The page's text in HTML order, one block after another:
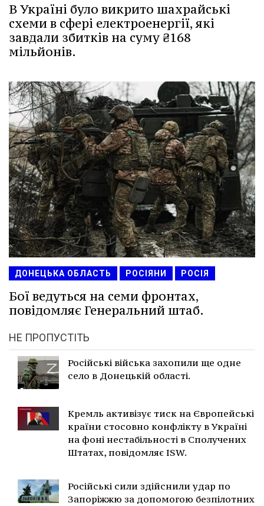
В Україні було викрито шахрайські
схеми в сфері електроенергії, які
завдали збитків на суму ₴168
мільйонів.
ДОНЕЦЬКА ОБЛАСТЬ РОСІЯНИ РОСІЯ
Бої ведуться на семи фронтах,
повідомляє Генеральний штаб.
НЕ ПРОПУСТІТЬ
Російські війська захопили ще одне
село в Донецькій області.
Кремль активізує тиск на Європейські
країни стосовно конфлікту в Україні
на фоні нестабільності в Сполучених
Штатах, повідомляє ISW.
Російські сили здійснили удар по
Запоріжжю за допомогою безпілотних